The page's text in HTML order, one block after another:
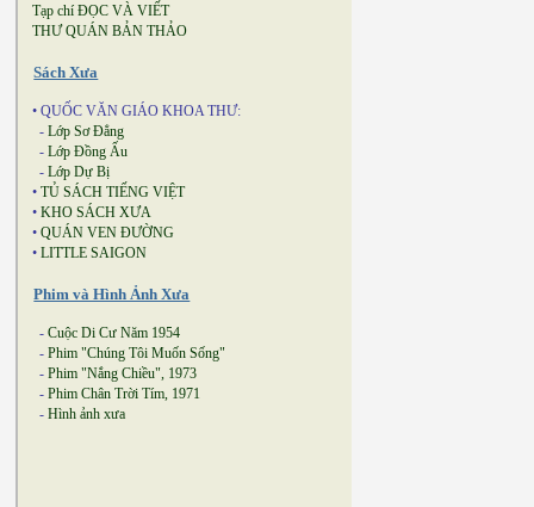
Tạp chí ĐỌC VÀ VIẾT
THƯ QUÁN BẢN THẢO
Sách Xưa
• QUỐC VĂN GIÁO KHOA THƯ:
- Lớp Sơ Đẳng
- Lớp Đồng Ấu
- Lớp Dự Bị
• TỦ SÁCH TIẾNG VIỆT
• KHO SÁCH XƯA
• QUÁN VEN ĐƯỜNG
• LITTLE SAIGON
Phim và Hình Ảnh Xưa
- Cuộc Di Cư Năm 1954
- Phim "Chúng Tôi Muốn Sống"
- Phim "Nắng Chiều", 1973
- Phim Chân Trời Tím, 1971
- Hình ảnh xưa